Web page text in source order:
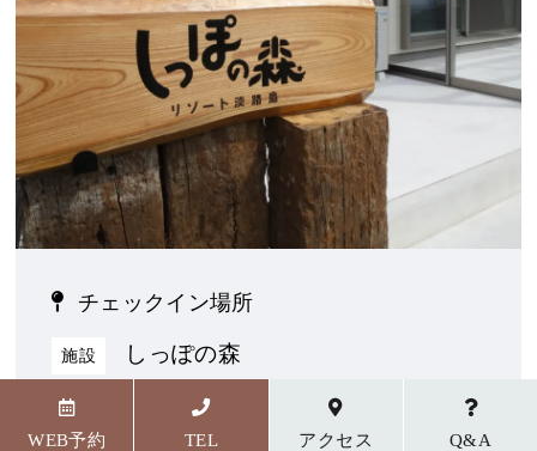
チェックイン場所
施設 しっぽの森
〒656-1727 兵庫県淡路市野島貴船23番地5
WEB予約
TEL アクセス Q&A